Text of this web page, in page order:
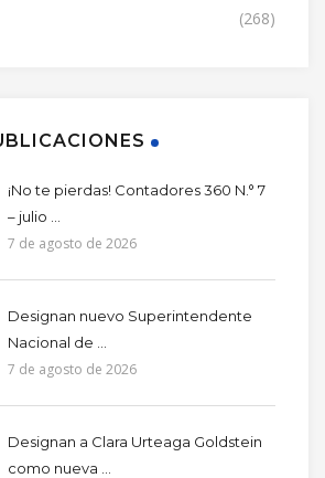
(268)
¡No te pierdas! Contadores 360 N.° 7
– julio ...
7 de agosto de 2026
Designan nuevo Superintendente
Nacional de ...
7 de agosto de 2026
Designan a Clara Urteaga Goldstein
como nueva ...